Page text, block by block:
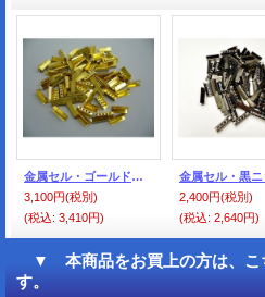
金属セル・ゴールド色（100個入）
3,100円(税別)
(税込: 3,410円)
2,400円(税別)
(税込: 2,640円)
▼ 本商品をお買上の方は、こ
す。